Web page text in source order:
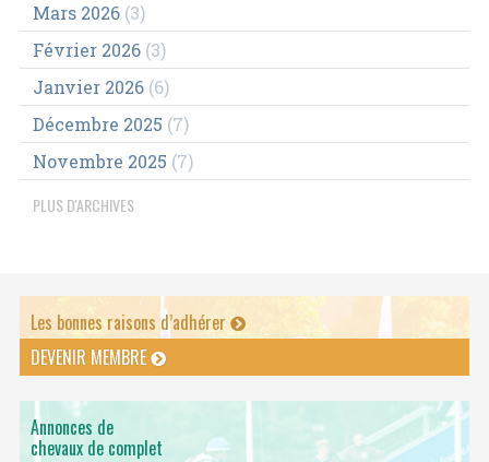
Mars 2026(3)
Février 2026(3)
Janvier 2026(6)
Décembre 2025 (7)
Novembre 2025 (7)
PLUS D'ARCHIVES
Les bonnes raisons d’adhérer
DEVENIR MEMBRE
Annonces de
chevaux de complet